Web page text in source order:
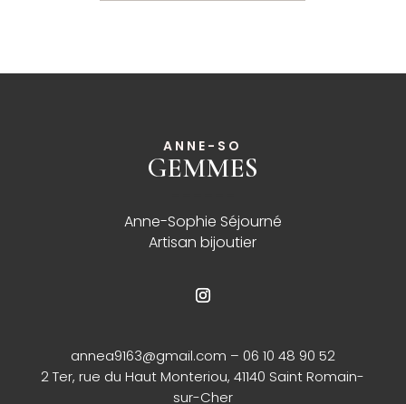
ANNE-SO
GEMMES
Anne-Sophie Séjourné
Artisan bijoutier
annea9163@gmail.com – 06 10 48 90 52
2 Ter, rue du Haut Monteriou, 41140 Saint Romain-
sur-Cher